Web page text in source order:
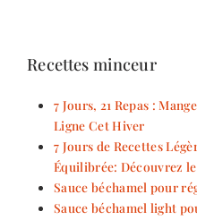
Recettes minceur
7 Jours, 21 Repas :
Ligne Cet Hiver
7 Jours de Recettes
Équilibrée: Découvrez
Sauce béchamel pour
Sauce béchamel light